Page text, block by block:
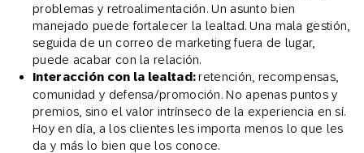
problemas y retroalimentación. Un asunto bien
manejado puede fortalecer la lealtad. Una mala gestión,
seguida de un correo de marketing fuera de lugar,
puede acabar con la relación.
Interacción con la lealtad:retención, recompensas,
comunidad y defensa/promoción. No apenas puntos y
premios, sino el valor intrínseco de la experiencia en sí.
Hoy en día, a los clientes les importa menos lo que les
da y más lo bien que los conoce.